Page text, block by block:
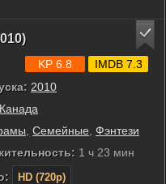
2010
Канада
Семейные Фэнтези
1 ч 23 мин
HD (720p)
KP 6.8 IMDB 7.3